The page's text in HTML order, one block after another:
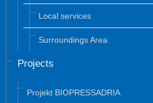
Local services
Surroundings Area
Projects
Projekt BIOPRESSADRIA